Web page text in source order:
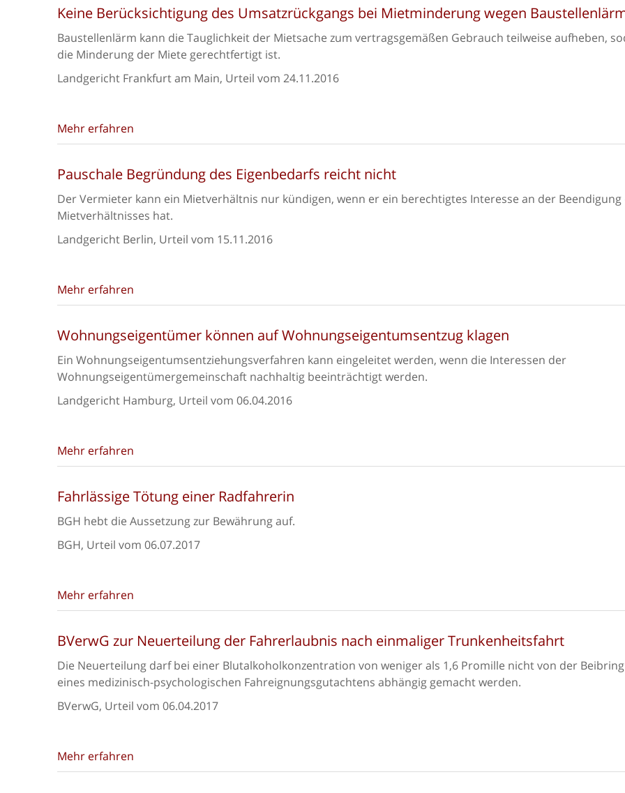
Keine Berücksichtigung des Umsatzrückgangs bei Mietminderung wegen
Baustellenlärm kann die Tauglichkeit der Mietsache zum vertragsgemäßen Gebrauch teilweise aufheben,
die Minderung der Miete gerechtfertigt ist.
Landgericht Frankfurt am Main, Urteil vom 24.11.2016
Mehr erfahren
Pauschale Begründung des Eigenbedarfs reicht nicht
Der Vermieter kann ein Mietverhältnis nur kündigen, wenn er ein berechtigtes Interesse an der Beendigung
Mietverhältnisses hat.
Landgericht Berlin, Urteil vom 15.11.2016
Mehr erfahren
Wohnungseigentümer können auf Wohnungseigentumsentzug klagen
Ein Wohnungseigentumsentziehungsverfahren kann eingeleitet werden, wenn die Interessen der
Wohnungseigentümergemeinschaft nachhaltig beeinträchtigt werden.
Landgericht Hamburg, Urteil vom 06.04.2016
Mehr erfahren
Fahrlässige Tötung einer Radfahrerin
BGH hebt die Aussetzung zur Bewährung auf.
BGH, Urteil vom 06.07.2017
Mehr erfahren
BVerwG zur Neuerteilung der Fahrerlaubnis nach einmaliger Trunkenheitsfahrt
Die Neuerteilung darf bei einer Blutalkoholkonzentration von weniger als 1,6 Promille nicht von der
eines medizinisch-psychologischen Fahreignungsgutachtens abhängig gemacht werden.
BVerwG, Urteil vom 06.04.2017
Mehr erfahren